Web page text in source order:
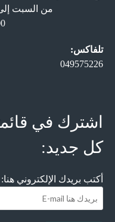
من
تلفاكس:
049575226
اشترك في
كل جديد:
أكتب بريدك الإلكتروني هنا: